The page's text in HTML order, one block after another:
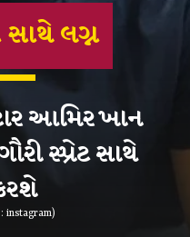
instagram)
આમિર ખાન
સ્પ્રેટ સાથે
લગ્ન